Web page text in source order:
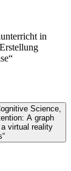
in
Science,
A graph
virtual reality